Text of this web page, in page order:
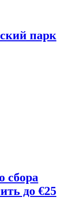
парк
сбора
до €25